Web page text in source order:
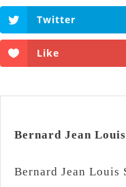
Twitter
Like
Bernard Jean
Bernard Jean Louis